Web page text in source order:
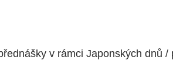
v rámci Japonských dnů /